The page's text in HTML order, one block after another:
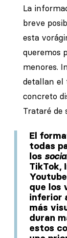
La
breve
esta
queremos
menores.
detallan el
concreto
Trataré de
El
todas
los
TikTok,
que los
inferior
más
duran
estos